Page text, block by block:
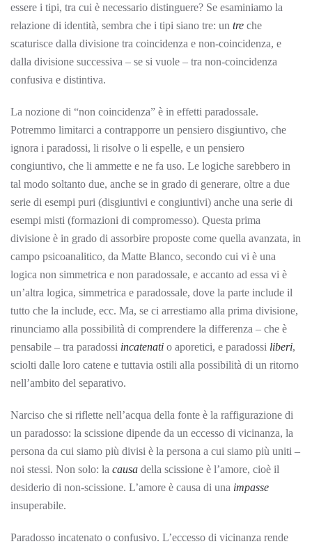
essere i tipi, tra cui è necessario distinguere? Se esaminiamo la
relazione di identità, sembra che i tipi siano tre: un tre che
scaturisce dalla divisione tra coincidenza e non-coincidenza, e
dalla divisione successiva – se si vuole – tra non-coincidenza
confusiva e distintiva.
La nozione di “non coincidenza” è in effetti paradossale.
Potremmo limitarci a contrapporre un pensiero disgiuntivo, che
ignora i paradossi, li risolve o li espelle, e un pensiero
congiuntivo, che li ammette e ne fa uso. Le logiche sarebbero in
tal modo soltanto due, anche se in grado di generare, oltre a due
serie di esempi puri (disgiuntivi e congiuntivi) anche una serie di
esempi misti (formazioni di compromesso). Questa prima
divisione è in grado di assorbire proposte come quella avanzata, in
campo psicoanalitico, da Matte Blanco, secondo cui vi è una
logica non simmetrica e non paradossale, e accanto ad essa vi è
un’altra logica, simmetrica e paradossale, dove la parte include il
tutto che la include, ecc. Ma, se ci arrestiamo alla prima divisione,
rinunciamo alla possibilità di comprendere la differenza – che è
pensabile – tra paradossi incatenati o aporetici, e paradossi liberi,
sciolti dalle loro catene e tuttavia ostili alla possibilità di un ritorno
nell’ambito del separativo.
Narciso che si riflette nell’acqua della fonte è la raffigurazione di
un paradosso: la scissione dipende da un eccesso di vicinanza, la
persona da cui siamo più divisi è la persona a cui siamo più uniti –
noi stessi. Non solo: la causa della scissione è l’amore, cioè il
desiderio di non-scissione. L’amore è causa di una impasse
insuperabile.
Paradosso incatenato o confusivo. L’eccesso di vicinanza rende